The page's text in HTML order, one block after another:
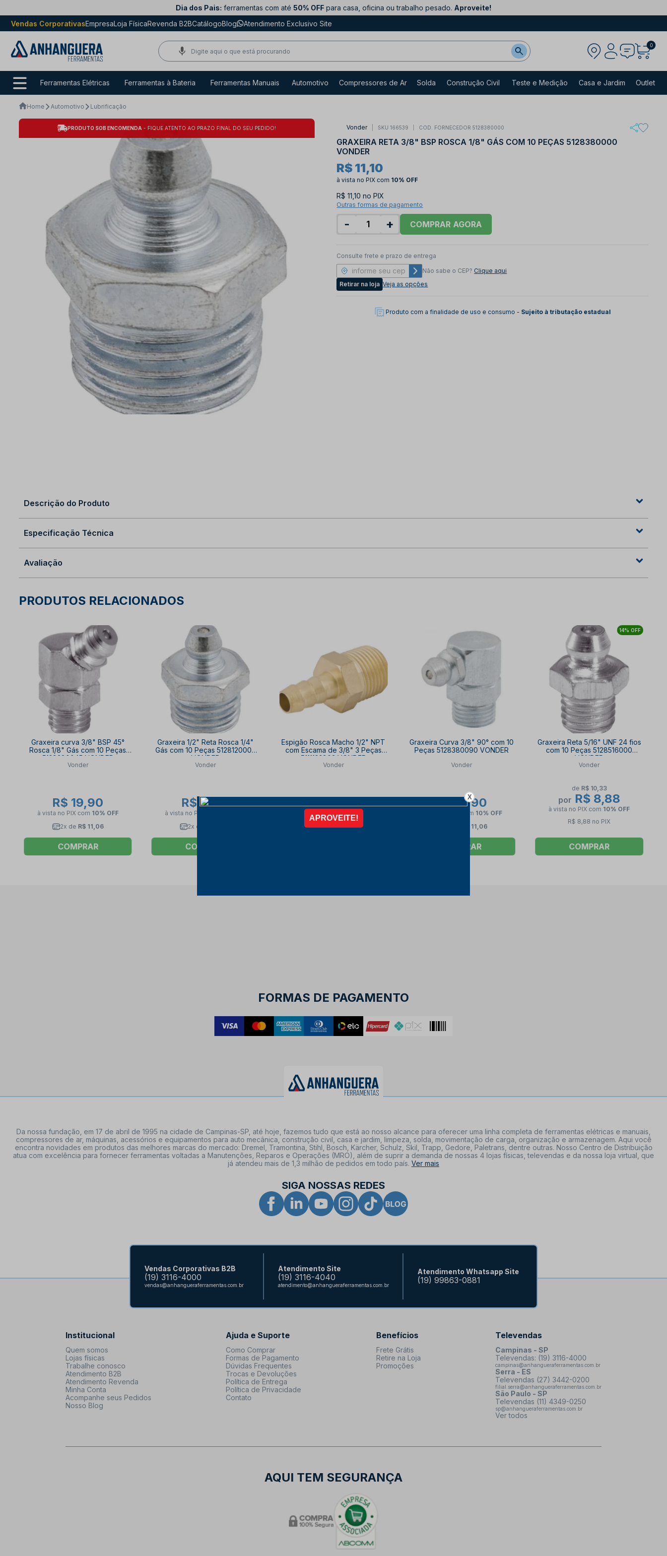
Dia dos Pais: ferramentas com até 50% OFF para casa, oficina ou trabalho pesado. Aproveite!
Vendas CorporativasEmpresaLoja FísicaRevenda B2BCatálogoBlog Atendimento Exclusivo Site
0
Ferramentas Elétricas Ferramentas à Bateria Ferramentas Manuais Automotivo Compressores de Ar Solda Construção Civil Teste e Medição Casa e Jardim Outlet
Home Automotivo Lubrificação
PRODUTO SOB ENCOMENDA - FIQUE ATENTO AO PRAZO FINAL DO SEU PEDIDO! Vonder SKU 166539 COD. FORNECEDOR 5128380000
GRAXEIRA RETA 3/8" BSP ROSCA 1/8" GÁS COM 10 PEÇAS 5128380000
VONDER
R$ 11,10
à vista no PIX com 10% OFF
R$ 11,10 no PIX
Outras formas de pagamento
- + COMPRAR
Consulte frete e prazo de entrega
Não sabe o CEP? Clique aqui
Retirar na loja Veja as opções
Produto com a finalidade de uso e consumo - Sujeito à tributação estadual
Descrição do Produto
Especificação Técnica
Avaliação
PRODUTOS RELACIONADOS
Graxeira curva 3/8" BSP 45°
Rosca 1/8" Gás com 10 Peças
5128380045 VONDER
Vonder
R$ 19,90
à vista no PIX com 10% OFF
2x de R$ 11,06
COMPRAR
Graxeira 1/2" Reta Rosca 1/4"
Gás com 10 Peças 5128120000
VONDER
Vonder
R$ 23,10
à vista no PIX
2x de
COMPRAR
Espigão Rosca Macho 1/2" NPT
com Escama de 3/8" 3 Peças
5111123803 VONDER
Vonder
R$ 35,10
à vista no PIXcom10% OFF
3x deR$ 13,00
Graxeira Curva 3/8" 90° com 10
Peças 5128380090 VONDER
Vonder
R$ 19,90
com 10% OFF
R$ 11,06
COMPRAR
14% OFF
Graxeira Reta 5/16" UNF 24 fios
com 10 Peças 5128516000
VONDER
Vonder
de R$ 10,33
por R$ 8,88
à vista no PIX com 10% OFF
R$ 8,88 no PIX
COMPRAR
FORMAS DE PAGAMENTO
Da nossa fundação, em 17 de abril de 1995 na cidade de Campinas-SP, até hoje, fazemos tudo que está ao nosso alcance para oferecer uma linha completa de ferramentas elétricas e manuais,
compressores de ar, máquinas, acessórios e equipamentos para auto mecânica, construção civil, casa e jardim, limpeza, solda, movimentação de carga, organização e armazenagem. Aqui você
encontra novidades em produtos das melhores marcas do mercado: Dremel, Tramontina, Stihl, Bosch, Kärcher, Schulz, Skil, Trapp, Gedore, Paletrans, dentre outras. Nosso Centro de Distribuição
atua com excelência para fornecer ferramentas voltadas a Manutenções, Reparos e Operações (MRO), além de suprir a demanda de nossas 4 lojas físicas, televendas e da nossa loja virtual, que
já atendeu mais de 1,3 milhão de pedidos em todo país. Ver mais
SIGA NOSSAS REDES
Vendas Corporativas B2B
(19) 3116-4000
vendas@anhangueraferramentas.com.br
Atendimento Site
(19) 3116-4040
atendimento@anhangueraferramentas.com.br
Atendimento Whatsapp Site
(19) 99863-0881
Institucional
Quem somos
Lojas físicas
Trabalhe conosco
Atendimento B2B
Atendimento Revenda
Minha Conta
Acompanhe seus Pedidos
Nosso Blog
Ajuda e Suporte
Como Comprar
Formas de Pagamento
Dúvidas Frequentes
Trocas e Devoluções
Política de Entrega
Política de Privacidade
Contato
Benefícios
Frete Grátis
Retire na Loja
Promoções
Televendas
Campinas - SP
Televendas: (19) 3116-4000
campinas@anhangueraferramentas.com.br
Serra - ES
Televendas (27) 3442-0200
filial.serra@anhangueraferramentas.com.br
São Paulo - SP
Televendas (11) 4349-0250
sp@anhangueraferramentas.com.br
Ver todos
AQUI TEM SEGURANÇA
X